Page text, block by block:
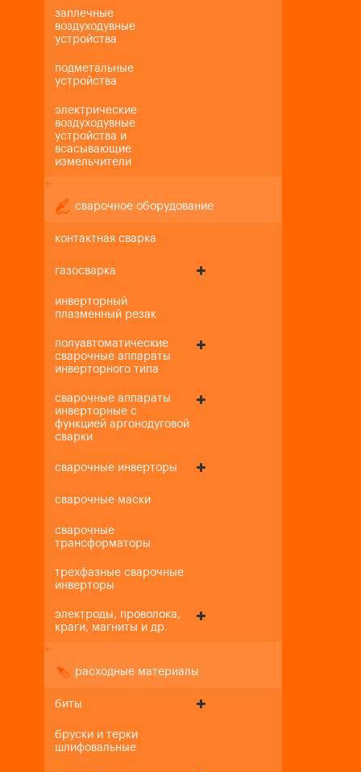
заплечные
воздуходувные
устройства
подметальные
устройства
электрические
воздуходувные
устройства и
всасывающие
измельчители
+-
сварочное оборудование
контактная сварка
газосварка
инверторный
плазменный резак
полуавтоматические
сварочные аппараты
инверторного типа
сварочные аппараты
инверторные с
функцией аргонодуговой
сварки
сварочные инверторы
сварочные маски
сварочные
трансформаторы
трехфазные сварочные
инверторы
электроды, проволока,
краги, магниты и др.
+-
расходные материалы
биты
бруски и терки
шлифовальные